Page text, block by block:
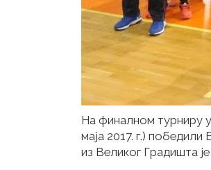
На финалном турниру
маја 2017. г.)
из Великог Градишта